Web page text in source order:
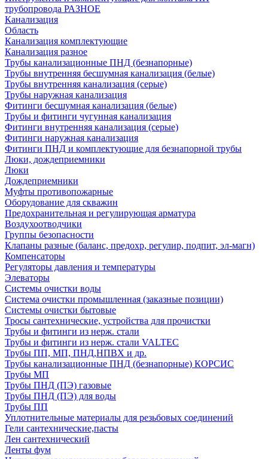
трубопровода РАЗНОЕ
Канализация
Область
Канализация комплектующие
Канализация разное
Трубы канализационные ПНД (безнапорные)
Трубы внутренняя бесшумная канализация (белые)
Трубы внутренняя канализация (серые)
Трубы наружная канализация
Фитинги бесшумная канализация (белые)
Трубы и фитинги чугунная канализация
Фитинги внутренняя канализация (серые)
Фитинги наружная канализация
Фитинги ПНД и комплектующие для безнапорной трубы
Люки, дождеприемники
Люки
Дождеприемники
Муфты противопожарные
Оборудование для скважин
Предохранительная и регулирующая арматура
Воздухоотводчики
Группы безопасности
Клапаны разные (баланс, предохр, регулир, подпит, эл-магн)
Компенсаторы
Регуляторы давления и температуры
Элеваторы
Системы очистки воды
Система очистки промышленная (заказные позиции)
Системы очистки бытовые
Тросы сантехнические, устройства для прочистки
Трубы и фитинги из нерж. стали
Трубы и фитинги из нерж. стали VALTEC
Трубы ПП, МП, ПНД,НПВХ и др.
Трубы канализационные ПНД (безнапорные) КОРСИС
Трубы МП
Трубы ПНД (ПЭ) газовые
Трубы ПНД (ПЭ) для воды
Трубы ПП
Уплотнительные материалы для резьбовых соединений
Гели сантехнические,пасты
Лен сантехнический
Ленты фум